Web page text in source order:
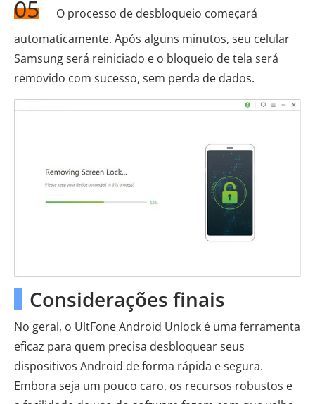
05
O processo de desbloqueio começará
automaticamente. Após alguns minutos, seu celular
Samsung será reiniciado e o bloqueio de tela será
removido com sucesso, sem perda de dados.
Considerações finais
No geral, o UltFone Android Unlock é uma ferramenta
eficaz para quem precisa desbloquear seus
dispositivos Android de forma rápida e segura.
Embora seja um pouco caro, os recursos robustos e